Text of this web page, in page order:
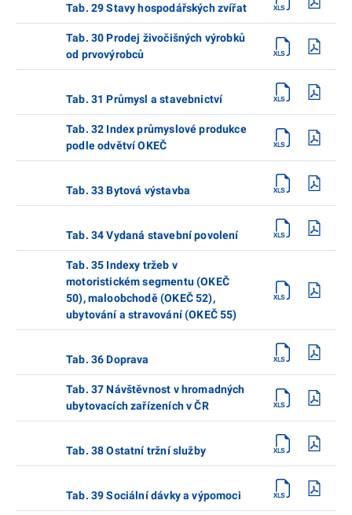
Tab. 29 Stavy hospodářských zvířat
Tab. 30 Prodej živočišných výrobků
od prvovýrobců
Tab. 31 Průmysl a stavebnictví
Tab. 32 Index průmyslové produkce
podle odvětví OKEČ
Tab. 33 Bytová výstavba
Tab. 34 Vydaná stavební povolení
Tab. 35 Indexy tržeb v
motoristickém segmentu (OKEČ
50), maloobchodě (OKEČ 52),
ubytování a stravování (OKEČ 55)
Tab. 36 Doprava
Tab. 37 Návštěvnost v hromadných
ubytovacích zařízeních v ČR
Tab. 38 Ostatní tržní služby
Tab. 39 Sociální dávky a výpomoci